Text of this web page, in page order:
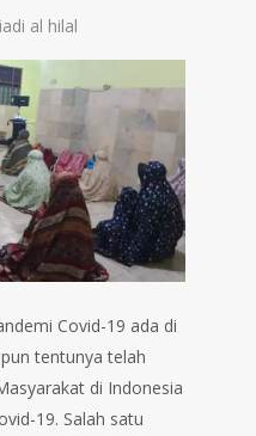
al hilal
Covid-19 ada di
tentunya telah
di Indonesia
19. Salah satu